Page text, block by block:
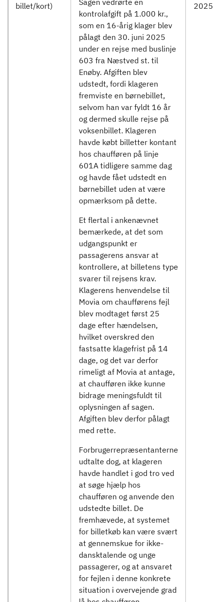
billet/kort)
Sagen vedrørte en
kontrolafgift på 1.000 kr.,
som en 16-årig klager blev
pålagt den 30. juni 2025
under en rejse med buslinje
603 fra Næstved st. til
Enøby. Afgiften blev
udstedt, fordi klageren
fremviste en børnebillet,
selvom han var fyldt 16 år
og dermed skulle rejse på
voksenbillet. Klageren
havde købt billetter kontant
hos chaufføren på linje
601A tidligere samme dag
og havde fået udstedt en
børnebillet uden at være
opmærksom på dette.
Et flertal i ankenævnet
bemærkede, at det som
udgangspunkt er
passagerens ansvar at
kontrollere, at billetens type
svarer til rejsens krav.
Klagerens henvendelse til
Movia om chaufførens fejl
blev modtaget først 25
dage efter hændelsen,
hvilket overskred den
fastsatte klagefrist på 14
dage, og det var derfor
rimeligt af Movia at antage,
at chaufføren ikke kunne
bidrage meningsfuldt til
oplysningen af sagen.
Afgiften blev derfor pålagt
med rette.
Forbrugerrepræsentanterne
udtalte dog, at klageren
havde handlet i god tro ved
at søge hjælp hos
chaufføren og anvende den
udstedte billet. De
fremhævede, at systemet
for billetkøb kan være svært
at gennemskue for ikke-
dansktalende og unge
passagerer, og at ansvaret
for fejlen i denne konkrete
situation i overvejende grad
2025